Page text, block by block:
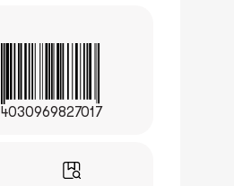
4030969827017